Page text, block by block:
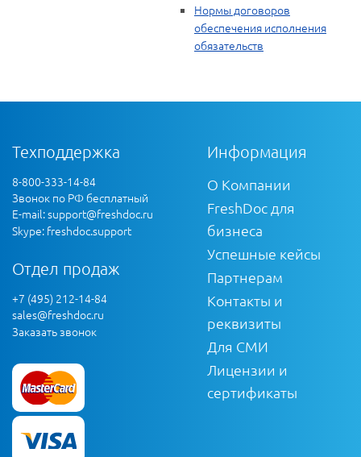
Нормы договоров
обеспечения исполнения
обязательств
Техподдержка
8-800-333-14-84
Звонок по РФ бесплатный
E-mail:support@freshdoc.ru
Skype: freshdoc.support
Отдел продаж
+7 (495) 212-14-84
sales@freshdoc.ru
Заказать звонок
Информация
О Компании
FreshDoc для
бизнеса
Успешные кейсы
Партнерам
Контакты и
реквизиты
Для СМИ
Лицензии и
сертификаты